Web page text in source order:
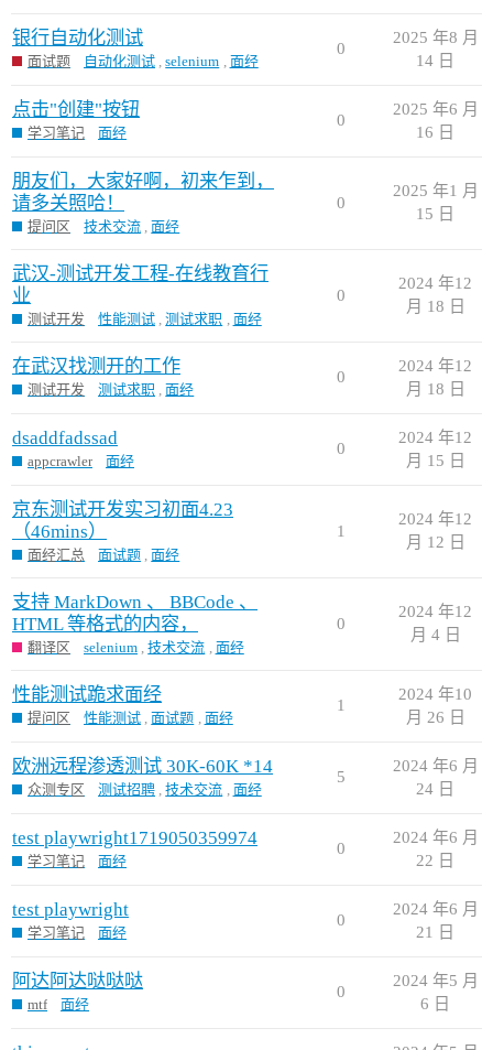
银行自动化测试
面试题 自动化测试 ,selenium , 面经
0
2025 年8 月
14 日
点击"创建"按钮
学习笔记 面经
0
2025 年6 月
16 日
朋友们，大家好啊，初来乍到，
请多关照哈！
提问区 技术交流 ,面经
0
2025 年1 月
15 日
武汉-测试开发工程-在线教育行
业
测试开发 性能测试 ,测试求职 , 面经
0
2024 年12
月 18 日
在武汉找测开的工作
测试开发 测试求职 ,面经
0
2024 年12
月 18 日
dsaddfadssad
appcrawler 面经
0
2024 年12
月 15 日
京东测试开发实习初面4.23
（46mins）
面经汇总 面试题 ,面经
1
2024 年12
月 12 日
支持 MarkDown 、 BBCode 、
HTML 等格式的内容，
翻译区 selenium ,技术交流 , 面经
0
2024 年12
月 4 日
性能测试跪求面经
提问区 性能测试 ,面试题 , 面经
1
2024 年10
月 26 日
欧洲远程渗透测试 30K-60K *14
众测专区 测试招聘 ,技术交流 , 面经
5
2024 年6 月
24 日
test playwright1719050359974
学习笔记 面经
0
2024 年6 月
22 日
test playwright
学习笔记 面经
0
2024 年6 月
21 日
阿达阿达哒哒哒
mtf 面经
0
2024 年5 月
6 日